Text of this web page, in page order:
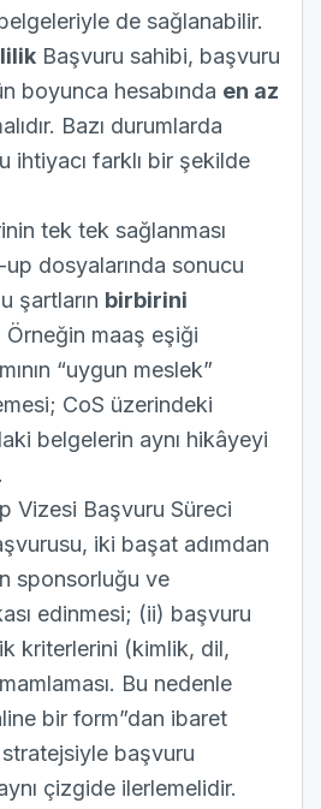
de sağlanabilir.
Başvuru sahibi, başvuru
boyunca hesabında en az
Bazı durumlarda
ihtiyacı farklı bir şekilde
tek tek sağlanması
dosyalarında sonucu
şartların birbirini
Örneğin maaş eşiği
“uygun meslek”
CoS üzerindeki
belgelerin aynı hikâyeyi
Vizesi Başvuru Süreci
iki başat adımdan
sponsorluğu ve
edinmesi; (ii) başvuru
kriterlerini (kimlik, dil,
Bu nedenle
bir form”dan ibaret
başvuru
çizgide ilerlemelidir.